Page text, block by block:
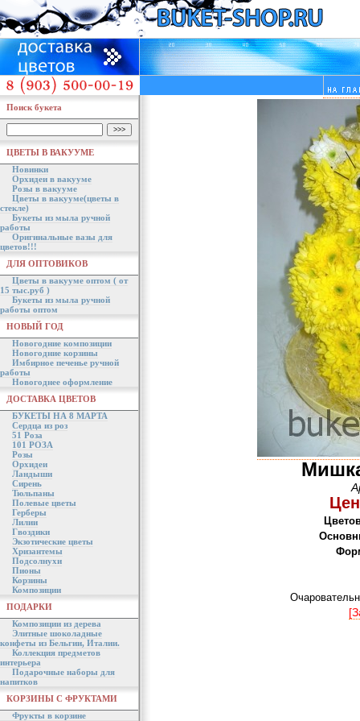
Поиск букета
ЦВЕТЫ В ВАКУУМЕ
Новинки
Орхидеи в вакууме
Розы в вакууме
Цветы в вакууме(цветы в
стекле)
Букеты из мыла ручной
работы
Оригинальные вазы для
цветов!!!
ДЛЯ ОПТОВИКОВ
Цветы в вакууме оптом ( от
15 тыс.руб )
Букеты из мыла ручной
работы оптом
НОВЫЙ ГОД
Новогодние композиции
Новогодние корзины
Имбирное печенье ручной
работы
Новогоднее оформление
ДОСТАВКА ЦВЕТОВ
БУКЕТЫ НА 8 МАРТА
Сердца из роз
51 Роза
101 РОЗА
Розы
Орхидеи
Ландыши
Сирень
Тюльпаны
Полевые цветы
Герберы
Лилии
Гвоздики
Экзотические цветы
Хризантемы
Подсолнухи
Пионы
Корзины
Композиции
ПОДАРКИ
Композиции из дерева
Элитные шоколадные
конфеты из Бельгии, Италии.
Коллекция предметов
интерьера
Подарочные наборы для
напитков
КОРЗИНЫ С ФРУКТАМИ
Фрукты в корзине